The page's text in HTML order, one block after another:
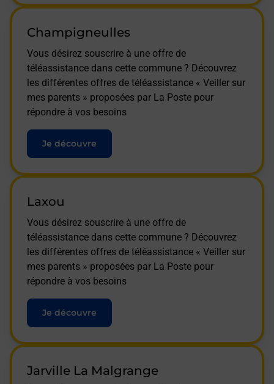
Champigneulles
Vous désirez souscrire à une offre de
téléassistance dans cette commune ? Découvrez
les différentes offres de téléassistance « Veiller sur
mes parents » proposées par La Poste pour
répondre à vos besoins
Je découvre
Laxou
Vous désirez souscrire à une offre de
téléassistance dans cette commune ? Découvrez
les différentes offres de téléassistance « Veiller sur
mes parents » proposées par La Poste pour
répondre à vos besoins
Je découvre
Jarville La Malgrange